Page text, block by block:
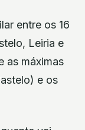
entre os 16
Leiria e
as máximas
e os